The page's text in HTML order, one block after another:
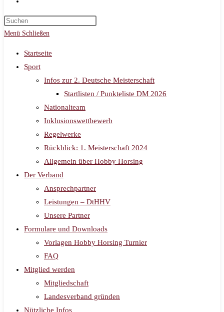
umschalten
Menü Schließen
Startseite
Sport
Infos zur 2. Deutsche Meisterschaft
Startlisten / Punkteliste DM 2026
Nationalteam
Inklusionswettbewerb
Regelwerke
Rückblick: 1. Meisterschaft 2024
Allgemein über Hobby Horsing
Der Verband
Ansprechpartner
Leistungen – DtHHV
Unsere Partner
Formulare und Downloads
Vorlagen Hobby Horsing Turnier
FAQ
Mitglied werden
Mitgliedschaft
Landesverband gründen
Nützliche Infos